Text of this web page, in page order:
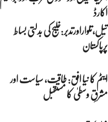
اکارڈ
تیل،تلواراورتدبر:خلیج کی بدلتی بساط
پرپاکستان
ایٹم کا نیا افق: طاقت، سیاست اور
مشرقِ وسطیٰ کا مستقبل